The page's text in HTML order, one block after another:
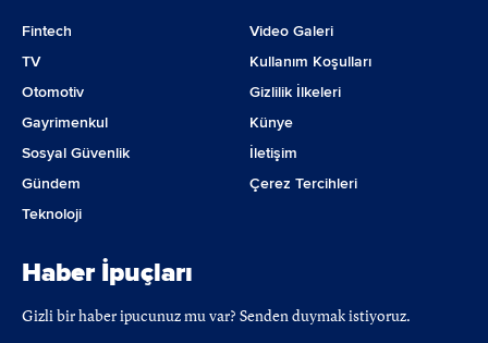
Fintech
TV
Otomotiv
Gayrimenkul
Sosyal Güvenlik
Gündem
Teknoloji
Video Galeri
Kullanım Koşulları
Gizlilik İlkeleri
Künye
İletişim
Çerez Tercihleri
Haber İpuçları
Gizli bir haber ipucunuz mu var? Senden duymak istiyoruz.